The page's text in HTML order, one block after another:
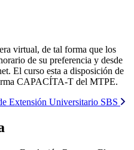
virtual, de tal forma que los
de su preferencia y desde
El curso esta a disposición de
CAPACÍTA-T del MTPE.
Extensión Universitario SBS